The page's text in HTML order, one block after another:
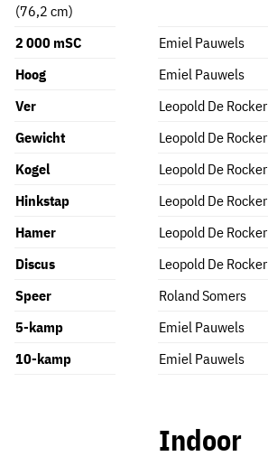
(76,2 cm)
2 000 mSC Emiel Pauwels
Hoog
Emiel Pauwels
Ver
Leopold De Rocker
Gewicht
Leopold De Rocker
Kogel
Leopold De Rocker
Hinkstap
Leopold De Rocker
Hamer
Leopold De Rocker
Discus
Leopold De Rocker
Speer
Roland Somers
5-kamp
Emiel Pauwels
10-kamp
Emiel Pauwels
Indoor